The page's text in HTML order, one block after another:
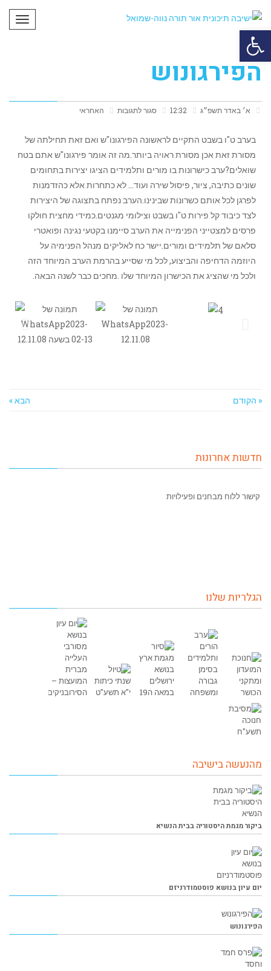
פתח סרגל נגישות
הפירגונוש
א׳ באדר תשפ״ג סגור לתגובות האחראי
בערב ט"ו בשבט התקיים לראשונה הפירגונו"ש ואם זאת תחילתה של
מסורת זאת אכן מסורת ראויה ביותר.מה זה אומר פירגונו"ש אתם בטח
שואלים?ערב כישרונות בו מורים ותלמידים הציגו יצירות בתחומים
שונים כתיבה, ציור, פיסול שירה ועוד… לא כתחרות אלא כהזדמנות
לפרגן לכל אותם כשרונות שבינינו.הערב נפתח בתצוגה של היצירות
לצד כיבוד קל פירות ט"ו בשבט וצילומי מגנטים.כמידי מחצית חולקו
פרסים למצטייני הפנימייה את הערב סיימנו בקטעי נגינה ופואטרי
סלאם של תלמידים ומורים.יישרכח לאליקים מנהל הפנימיה על
היוזמה הדחיפה והביצוע, לכל מי שסייע בהרמת הערב המיוחד הזה
ולכל מי שהציג את הכישרון המיוחד שלו .מחכים כבר לשנה הבאה.
« הקודם הבא »
חדשות אחרונות
קישור ללוח מבחנים ופעילויות
הגלריות שלנו
מהנעשה בישיבה
ביקור מגמת היסטוריה בבית הנשיא
יום עיון בנושא פוסטמודרניזם
הפירגונוש